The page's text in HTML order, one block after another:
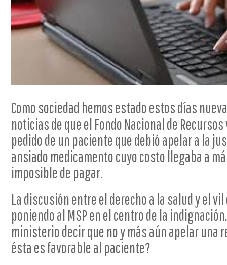
Como sociedad hemos estado estos días
noticias de que el Fondo Nacional de
pedido de un paciente que debió apelar a la
ansiado medicamento cuyo costo llegaba a
imposible de pagar.
La discusión entre el derecho a la salud y el
poniendo al MSP en el centro de la
ministerio decir que no y más aún apelar una
ésta es favorable al paciente?